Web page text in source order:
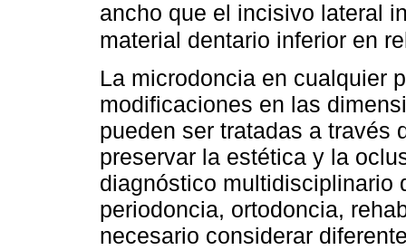
ancho que el incisivo lateral
material dentario inferior en
La microdoncia en cualquier
modificaciones en las
pueden ser tratadas a través
preservar la estética y la
diagnóstico multidisciplinario
periodoncia, ortodoncia,
necesario considerar